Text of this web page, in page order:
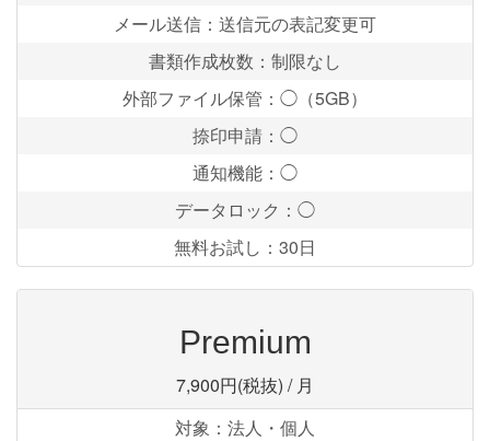
メール送信：送信元の表記変更可
書類作成枚数：制限なし
外部ファイル保管：◯（5GB）
捺印申請：◯
通知機能：◯
データロック：◯
無料お試し：30日
Premium
7,900円(税抜) / 月
対象：法人・個人